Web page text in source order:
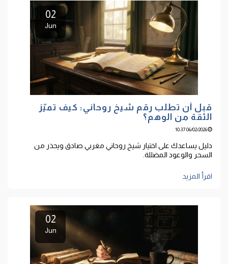
02
Jun
قبل أن تطلب رقم شيخ روحاني: كيف تميّز
الثقة من الوهم؟
06/02/2026 10:37
دليل يساعدك على اختيار شيخ روحاني مغربي صادق ويحذر من
السحر والوعود المضللة.
اقرأ المزيد
02
Jun